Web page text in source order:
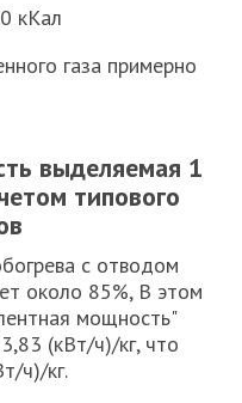
кКал
газа примерно
выделяемая 1
типового
с отводом
около 85%, В этом
мощность"
(кВт/ч)/кг, что
ч)/кг.